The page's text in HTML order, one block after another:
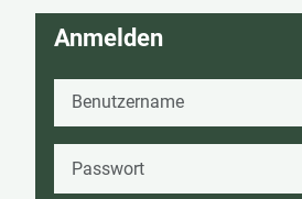
Anmelden
Benutzername